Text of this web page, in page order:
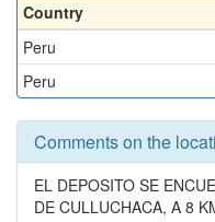
Country
Peru
Peru
Comments on the
EL DEPOSITO SE
DE CULLUCHACA, A 8